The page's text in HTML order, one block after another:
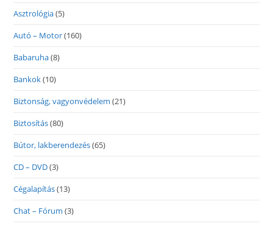
Asztrológia(5)
Autó – Motor(160)
Babaruha(8)
Bankok(10)
Biztonság, vagyonvédelem (21)
Biztosítás(80)
Bútor, lakberendezés(65)
CD – DVD(3)
Cégalapítás(13)
Chat – Fórum (3)